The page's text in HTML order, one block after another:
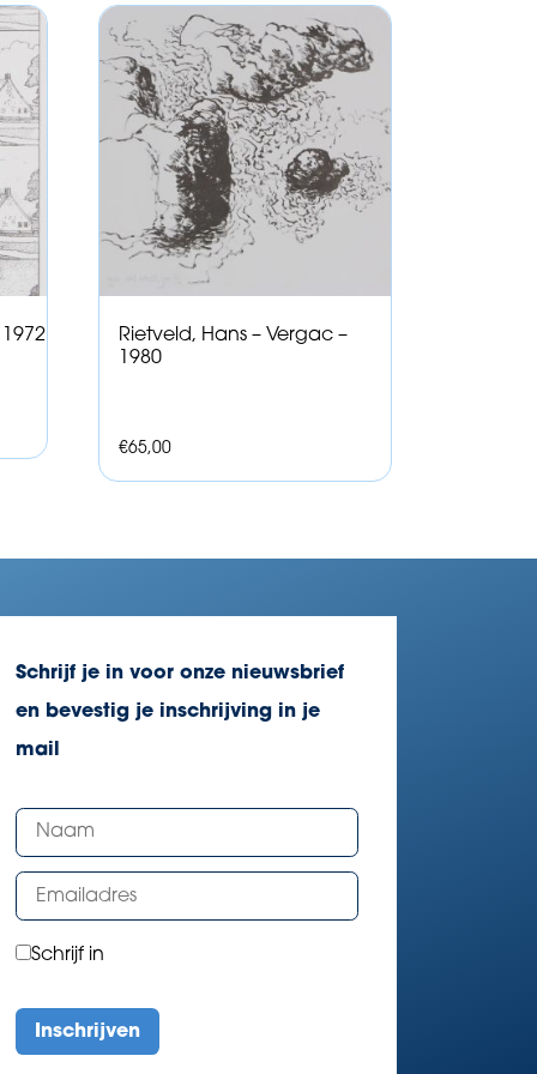
Rietveld, Hans – Vergac –
1980
€65,00
Schrijf je in voor onze nieuwsbrief
en bevestig je inschrijving in je
mail
Schrijf in